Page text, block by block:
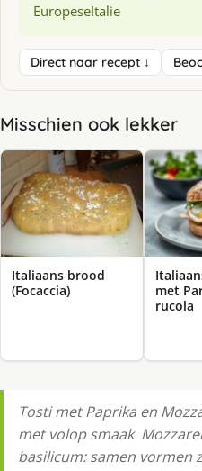
EuropeseItalie
Direct naar recept ↓
Misschien ook lekker
Italiaans brood
(Focaccia)
met
rucola
Tosti met Paprika en
met volop smaak.
basilicum: samen vormen